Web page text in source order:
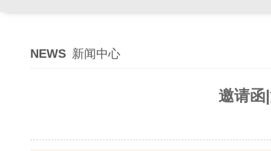
NEWS 新闻中心
邀请函